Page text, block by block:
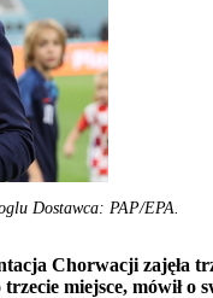
Dostawca: PAP/EPA.
Chorwacji zajęła
miejsce, mówił